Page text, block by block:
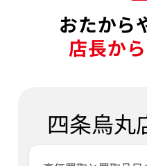
おたから
店長か
四条烏丸